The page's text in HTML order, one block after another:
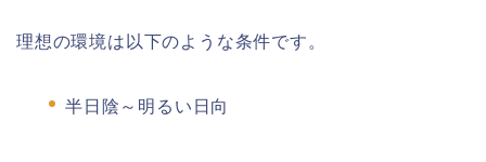
理想の環境は以下のような条件です。
半日陰～明るい日向